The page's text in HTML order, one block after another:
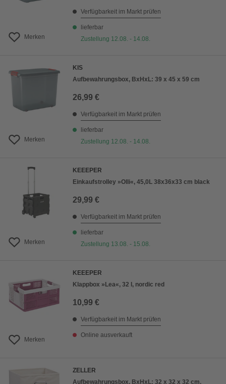
Merken
Verfügbarkeit im Markt prüfen
lieferbar
Zustellung 12.08. - 14.08.
Merken
KIS
Aufbewahrungsbox, BxHxL: 39 x 45 x 59 cm
26,99 €
Verfügbarkeit im Markt prüfen
lieferbar
Zustellung 12.08. - 14.08.
Merken
KEEEPER
Einkaufstrolley »Olli«, 45,0L 38x36x33 cm black
29,99 €
Verfügbarkeit im Markt prüfen
lieferbar
Zustellung 13.08. - 15.08.
Merken
KEEEPER
Klappbox »Lea«, 32 l, nordic red
10,99 €
Verfügbarkeit im Markt prüfen
Online ausverkauft
ZELLER
Aufbewahrungsbox, BxHxL: 32 x 32 x 32 cm,